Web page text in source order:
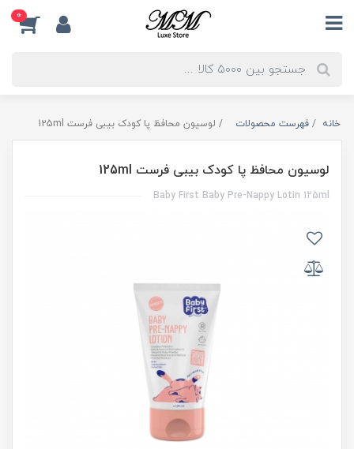
0
خانه فهرست محصولات لوسیون محافظ پا کودک بیبی فرست 125ml
لوسیون محافظ پا کودک بیبی فرست 125ml
Baby First Baby Pre-Nappy Lotin 125ml